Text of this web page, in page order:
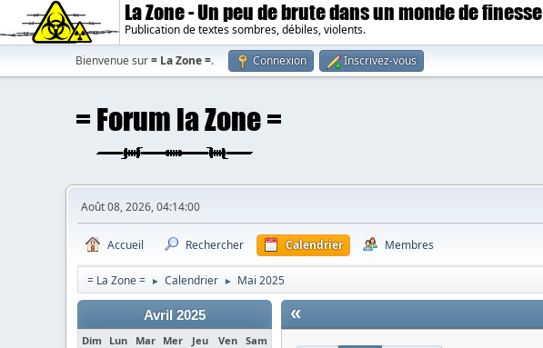
La Zone - Un peu de brute dans un monde de finesse
Publication de textes sombres, débiles, violents.
Bienvenue sur= La Zone =. Connexion Inscrivez-vous
Août 08, 2026, 04:14:00
Accueil Rechercher Calendrier Membres
= La Zone = ► Calendrier ► Mai 2025
Avril 2025
Dim Lun Mar Mer Jeu Ven Sam
«